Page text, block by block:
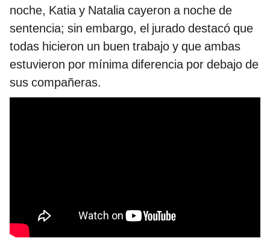
noche, Katia y Natalia cayeron a noche de
sentencia; sin embargo, el jurado destacó que
todas hicieron un buen trabajo y que ambas
estuvieron por mínima diferencia por debajo de
sus compañeras.